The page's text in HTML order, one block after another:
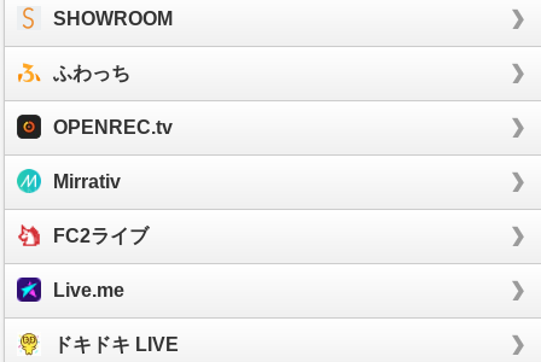
SHOWROOM
ふわっち
OPENREC.tv
Mirrativ
FC2ライブ
Live.me
ドキドキ LIVE